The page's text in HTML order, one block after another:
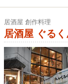
居酒屋 創作料理
居酒屋 ぐる